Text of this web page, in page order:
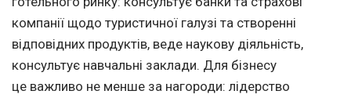
компанії щодо туристичної галузі та створенні
відповідних продуктів, веде наукову діяльність,
консультує навчальні заклади. Для бізнесу
це важливо не менше за нагороди: лідерство